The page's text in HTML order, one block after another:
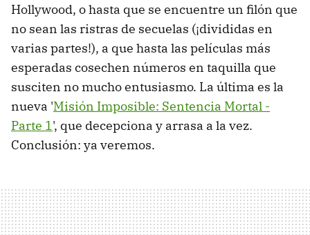
Hollywood, o hasta que se encuentre un filón que
no sean las ristras de secuelas (¡divididas en
varias partes!), a que hasta las películas más
esperadas cosechen números en taquilla que
susciten no mucho entusiasmo. La última es la
nueva 'Misión Imposible: Sentencia Mortal -
Parte 1', que decepciona y arrasa a la vez.
Conclusión: ya veremos.